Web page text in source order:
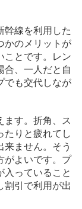
幹線を利用した
かのメリットが
ことです。レン
合、一人だと自
でも交代しなが
ます。折角、ス
たりと疲れてし
来ません。そう
がよいです。プ
入っていること
割引で利用が出